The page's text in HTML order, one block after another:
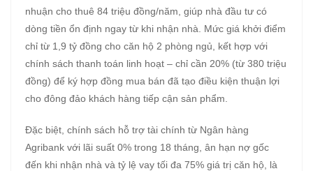
nhuận cho thuê 84 triệu đồng/năm, giúp nhà đầu tư có
dòng tiền ổn định ngay từ khi nhận nhà. Mức giá khởi điểm
chỉ từ 1,9 tỷ đồng cho căn hộ 2 phòng ngủ, kết hợp với
chính sách thanh toán linh hoạt – chỉ cần 20% (từ 380 triệu
đồng) để ký hợp đồng mua bán đã tạo điều kiện thuận lợi
cho đông đảo khách hàng tiếp cận sản phẩm.
Đặc biệt, chính sách hỗ trợ tài chính từ Ngân hàng
Agribank với lãi suất 0% trong 18 tháng, ân hạn nợ gốc
đến khi nhận nhà và tỷ lệ vay tối đa 75% giá trị căn hộ, là